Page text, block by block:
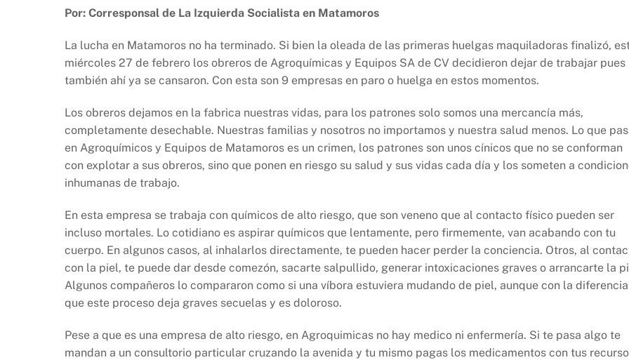
c
e
b
o
o
k
at
s
A
p
p
nt p
y
Li
n
k
Por: Corresponsal de La Izquierda Socialista en Matamoros
La lucha en Matamoros no ha terminado. Si bien la oleada de las primeras huelgas maquiladoras finalizó,
miércoles 27 de febrero los obreros de Agroquímicas y Equipos SA de CV decidieron dejar de trabajar pues
también ahí ya se cansaron. Con esta son 9 empresas en paro o huelga en estos momentos.
Los obreros dejamos en la fabrica nuestras vidas, para los patrones solo somos una mercancía más,
completamente desechable. Nuestras familias y nosotros no importamos y nuestra salud menos. Lo que
en Agroquímicos y Equipos de Matamoros es un crimen, los patrones son unos cínicos que no se conforman
con explotar a sus obreros, sino que ponen en riesgo su salud y sus vidas cada día y los someten a
inhumanas de trabajo.
En esta empresa se trabaja con químicos de alto riesgo, que son veneno que al contacto físico pueden ser
incluso mortales. Lo cotidiano es aspirar químicos que lentamente, pero firmemente, van acabando con tu
cuerpo. En algunos casos, al inhalarlos directamente, te pueden hacer perder la conciencia. Otros, al
con la piel, te puede dar desde comezón, sacarte salpullido, generar intoxicaciones graves o arrancarte la
Algunos compañeros lo compararon como si una víbora estuviera mudando de piel, aunque con la diferencia
que este proceso deja graves secuelas y es doloroso.
Pese a que es una empresa de alto riesgo, en Agroquimicas no hay medico ni enfermería. Si te pasa algo te
mandan a un consultorio particular cruzando la avenida y tu mismo pagas los medicamentos con tus